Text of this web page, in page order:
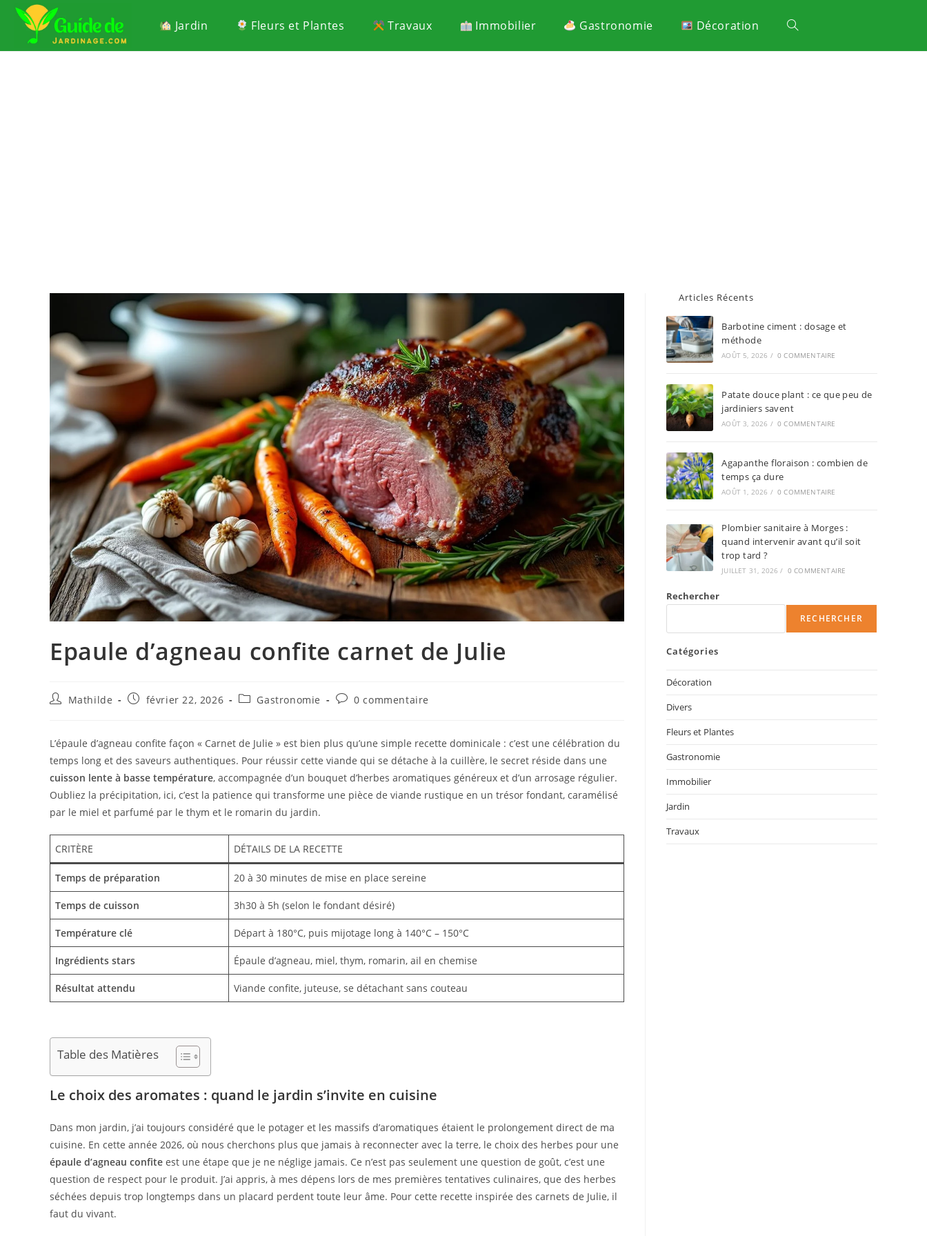
Jardin Fleurs et Plantes Travaux Immobilier Gastronomie Décoration
Epaule d’agneau confite carnet de Julie
Mathilde février 22, 2026 Gastronomie 0 commentaire
L’épaule d’agneau confite façon « Carnet de Julie » est bien plus qu’une simple recette dominicale : c’est une célébration du
temps long et des saveurs authentiques. Pour réussir cette viande qui se détache à la cuillère, le secret réside dans une
cuisson lente à basse température, accompagnée d’un bouquet d’herbes aromatiques généreux et d’un arrosage régulier.
Oubliez la précipitation, ici, c’est la patience qui transforme une pièce de viande rustique en un trésor fondant, caramélisé
par le miel et parfumé par le thym et le romarin du jardin.
CRITÈRE DÉTAILS DE LA RECETTE
Temps de préparation 20 à 30 minutes de mise en place sereine
Temps de cuisson 3h30 à 5h (selon le fondant désiré)
Température clé Départ à 180°C, puis mijotage long à 140°C – 150°C
Ingrédients stars Épaule d’agneau, miel, thym, romarin, ail en chemise
Résultat attendu Viande confite, juteuse, se détachant sans couteau
Table des Matières
Le choix des aromates : quand le jardin s’invite en cuisine
Dans mon jardin, j’ai toujours considéré que le potager et les massifs d’aromatiques étaient le prolongement direct de ma
cuisine. En cette année 2026, où nous cherchons plus que jamais à reconnecter avec la terre, le choix des herbes pour une
épaule d’agneau confite est une étape que je ne néglige jamais. Ce n’est pas seulement une question de goût, c’est une
question de respect pour le produit. J’ai appris, à mes dépens lors de mes premières tentatives culinaires, que des herbes
séchées depuis trop longtemps dans un placard perdent toute leur âme. Pour cette recette inspirée des carnets de Julie, il
faut du vivant.
Articles Récents
Barbotine ciment : dosage et
méthode
AOÛT 5, 2026 / 0 COMMENTAIRE
Patate douce plant : ce que peu de
jardiniers savent
AOÛT 3, 2026 / 0 COMMENTAIRE
Agapanthe floraison : combien de
temps ça dure
AOÛT 1, 2026 / 0 COMMENTAIRE
Plombier sanitaire à Morges :
quand intervenir avant qu’il soit
trop tard ?
JUILLET 31, 2026 / 0 COMMENTAIRE
Rechercher
RECHERCHER
Catégories
Décoration
Divers
Fleurs et Plantes
Gastronomie
Immobilier
Jardin
Travaux